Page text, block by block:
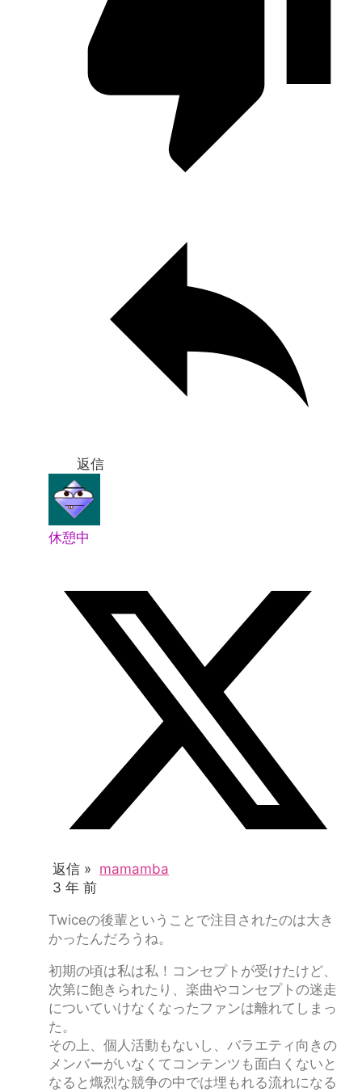
返信
休憩中
返信 » mamamba
3 年 前
Twiceの後輩ということで注目されたのは大き
かったんだろうね。
初期の頃は私は私！コンセプトが受けたけど、
次第に飽きられたり、楽曲やコンセプトの迷走
についていけなくなったファンは離れてしまっ
た。
その上、個人活動もないし、バラエティ向きの
メンバーがいなくてコンテンツも面白くないと
なると熾烈な競争の中では埋もれる流れになる